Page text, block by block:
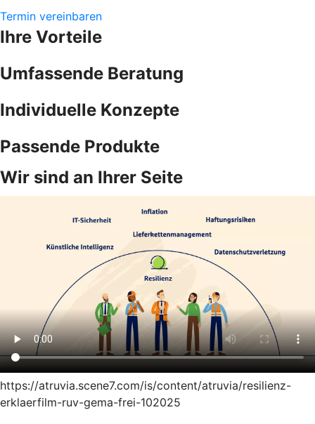
Termin vereinbaren
Ihre Vorteile
Umfassende Beratung
Individuelle Konzepte
Passende Produkte
Wir sind an Ihrer Seite
https://atruvia.scene7.com/is/content/atruvia/resilienz-
erklaerfilm-ruv-gema-frei-102025